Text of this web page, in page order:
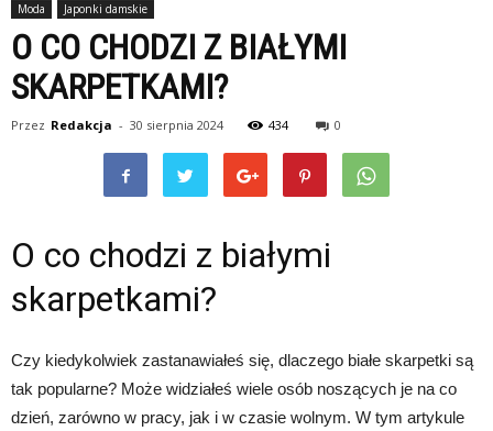
Moda Japonki damskie
O CO CHODZI Z BIAŁYMI
SKARPETKAMI?
Przez Redakcja - 30 sierpnia 2024 434 0
O co chodzi z białymi
skarpetkami?
Czy kiedykolwiek zastanawiałeś się, dlaczego białe skarpetki są
tak popularne? Może widziałeś wiele osób noszących je na co
dzień, zarówno w pracy, jak i w czasie wolnym. W tym artykule